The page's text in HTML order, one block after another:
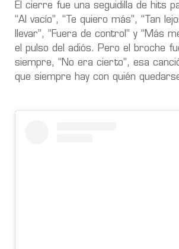
El cierre fue una seguidilla de hits
“Al vacío”, “Te quiero más”, “Tan
llevar”, “Fuera de control” y “Más
el pulso del adiós. Pero el broche
siempre, “No era cierto”, esa
que siempre hay con quién